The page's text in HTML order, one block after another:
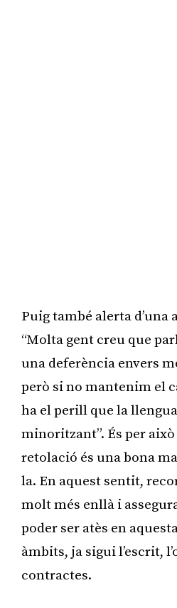
Puig també alerta d’una
“Molta gent creu que
una deferència envers
però si no mantenim el
ha el perill que la
minoritzant”. És per
retolació és una bona
la. En aquest sentit,
molt més enllà i
poder ser atès en
àmbits, ja sigui l’escrit,
contractes.